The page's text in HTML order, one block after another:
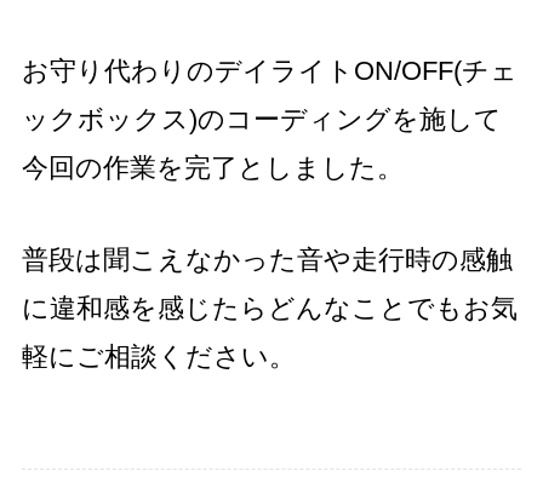
お守り代わりのデイライトON/OFF(チェ
ックボックス)のコーディングを施して
今回の作業を完了としました。
普段は聞こえなかった音や走行時の感触
に違和感を感じたらどんなことでもお気
軽にご相談ください。